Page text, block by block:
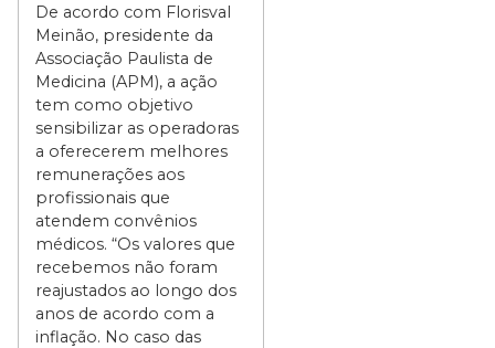
De acordo com Florisval
Meinão, presidente da
Associação Paulista de
Medicina (APM), a ação
tem como objetivo
sensibilizar as operadoras
a oferecerem melhores
remunerações aos
profissionais que
atendem convênios
médicos. “Os valores que
recebemos não foram
reajustados ao longo dos
anos de acordo com a
inflação. No caso das